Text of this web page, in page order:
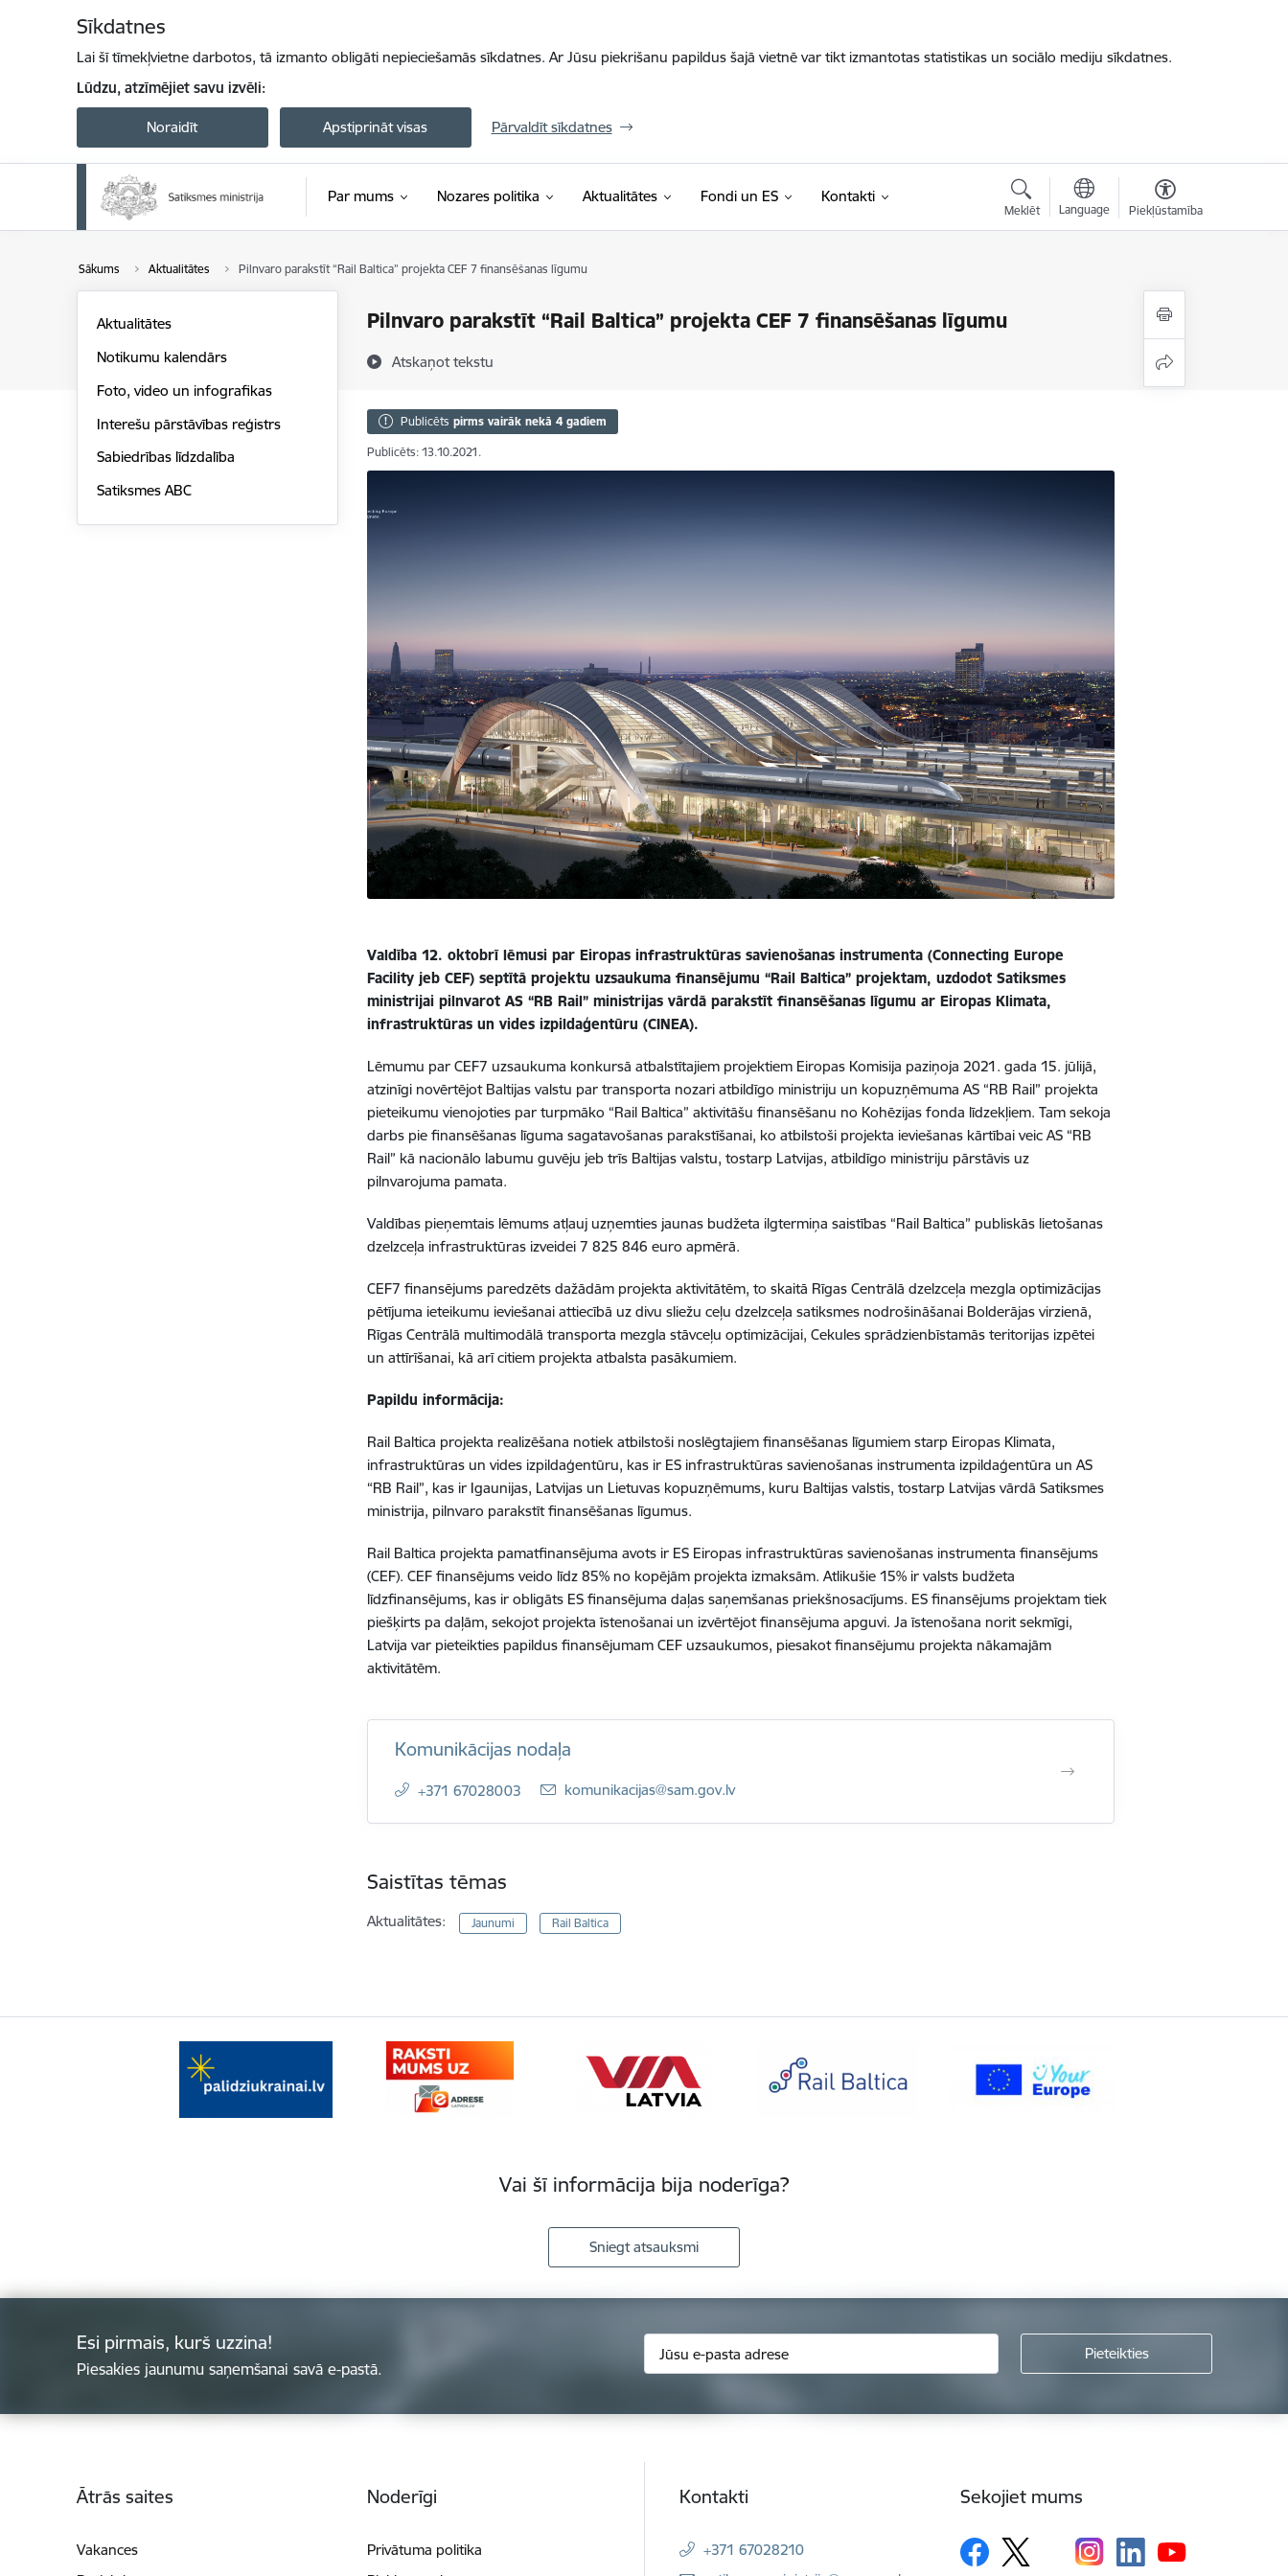
Sīkdatnes
Lai šī tīmekļvietne darbotos, tā izmanto obligāti nepieciešamās sīkdatnes. Ar Jūsu piekrišanu papildus šajā vietnē var tikt izmantotas statistikas un sociālo mediju sīkdatnes.
Lūdzu, atzīmējiet savu izvēli:
Noraidīt Apstiprināt visas Pārvaldīt sīkdatnes
Par mums Nozares politika Aktualitātes Fondi un ES Kontakti
Meklēt Language Piekļūstamība
Sākums Aktualitātes Pilnvaro parakstīt “Rail Baltica” projekta CEF 7 finansēšanas līgumu
Pilnvaro parakstīt “Rail Baltica” projekta CEF 7 finansēšanas līgumu
Atskaņot tekstu
Aktualitātes
Notikumu kalendārs
Foto, video un infografikas
Interešu pārstāvības reģistrs
Sabiedrības līdzdalība
Satiksmes ABC
Publicēts pirms vairāk nekā 4 gadiem
Publicēts: 13.10.2021.
Valdība 12. oktobrī lēmusi par Eiropas infrastruktūras savienošanas instrumenta (Connecting Europe
Facility jeb CEF) septītā projektu uzsaukuma finansējumu “Rail Baltica” projektam, uzdodot Satiksmes
ministrijai pilnvarot AS “RB Rail” ministrijas vārdā parakstīt finansēšanas līgumu ar Eiropas Klimata,
infrastruktūras un vides izpildaģentūru (CINEA).
Lēmumu par CEF7 uzsaukuma konkursā atbalstītajiem projektiem Eiropas Komisija paziņoja 2021. gada 15. jūlijā,
atzinīgi novērtējot Baltijas valstu par transporta nozari atbildīgo ministriju un kopuzņēmuma AS “RB Rail” projekta
pieteikumu vienojoties par turpmāko “Rail Baltica” aktivitāšu finansēšanu no Kohēzijas fonda līdzekļiem. Tam sekoja
darbs pie finansēšanas līguma sagatavošanas parakstīšanai, ko atbilstoši projekta ieviešanas kārtībai veic AS “RB
Rail” kā nacionālo labumu guvēju jeb trīs Baltijas valstu, tostarp Latvijas, atbildīgo ministriju pārstāvis uz
pilnvarojuma pamata.
Valdības pieņemtais lēmums atļauj uzņemties jaunas budžeta ilgtermiņa saistības “Rail Baltica” publiskās lietošanas
dzelzceļa infrastruktūras izveidei 7 825 846 euro apmērā.
CEF7 finansējums paredzēts dažādām projekta aktivitātēm, to skaitā Rīgas Centrālā dzelzceļa mezgla optimizācijas
pētījuma ieteikumu ieviešanai attiecībā uz divu sliežu ceļu dzelzceļa satiksmes nodrošināšanai Bolderājas virzienā,
Rīgas Centrālā multimodālā transporta mezgla stāvceļu optimizācijai, Cekules sprādzienbīstamās teritorijas izpētei
un attīrīšanai, kā arī citiem projekta atbalsta pasākumiem.
Papildu informācija:
Rail Baltica projekta realizēšana notiek atbilstoši noslēgtajiem finansēšanas līgumiem starp Eiropas Klimata,
infrastruktūras un vides izpildaģentūru, kas ir ES infrastruktūras savienošanas instrumenta izpildaģentūra un AS
“RB Rail”, kas ir Igaunijas, Latvijas un Lietuvas kopuzņēmums, kuru Baltijas valstis, tostarp Latvijas vārdā Satiksmes
ministrija, pilnvaro parakstīt finansēšanas līgumus.
Rail Baltica projekta pamatfinansējuma avots ir ES Eiropas infrastruktūras savienošanas instrumenta finansējums
(CEF). CEF finansējums veido līdz 85% no kopējām projekta izmaksām. Atlikušie 15% ir valsts budžeta
līdzfinansējums, kas ir obligāts ES finansējuma daļas saņemšanas priekšnosacījums. ES finansējums projektam tiek
piešķirts pa daļām, sekojot projekta īstenošanai un izvērtējot finansējuma apguvi. Ja īstenošana norit sekmīgi,
Latvija var pieteikties papildus finansējumam CEF uzsaukumos, piesakot finansējumu projekta nākamajām
aktivitātēm.
Komunikācijas nodaļa
+371 67028003 E-pasts:
komunikacijas@sam.gov.lv
Saistītas tēmas
Aktualitātes: Jaunumi Rail Baltica
Vai šī informācija bija noderīga?
Sniegt atsauksmi
Esi pirmais, kurš uzzina!
Piesakies jaunumu saņemšanai savā e-pastā.
Ātrās saites
Vakances
Noderīgi
Privātuma politika
Kontakti
+371 67028210
Sekojiet mums